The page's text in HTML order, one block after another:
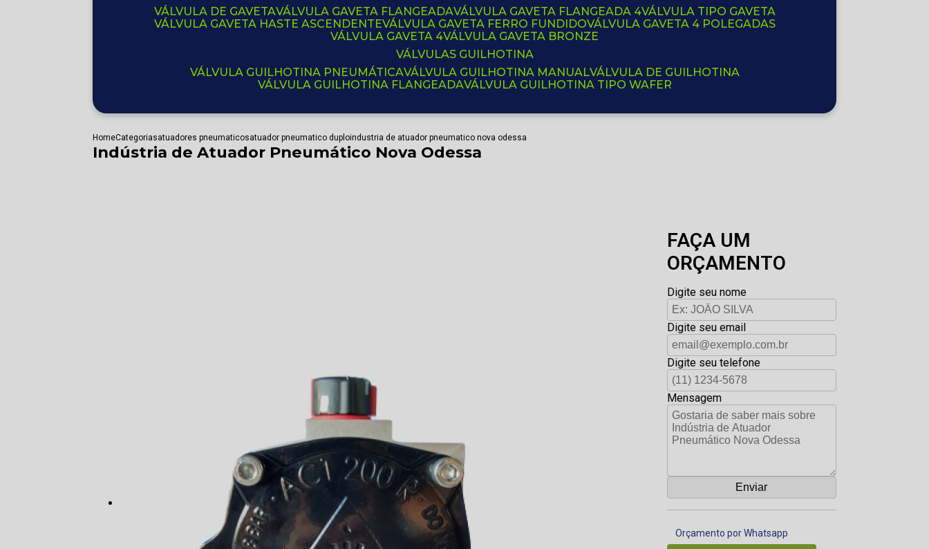
VÁLVULA DE GAVETA VÁLVULA GAVETA FLANGEADA VÁLVULA GAVETA FLANGEADA 4 VÁLVULA TIPO GAVETA
VÁLVULA GAVETA HASTE ASCENDENTE VÁLVULA GAVETA FERRO FUNDIDO VÁLVULA GAVETA 4 POLEGADAS
VÁLVULA GAVETA 4 VÁLVULA GAVETA BRONZE
VÁLVULAS GUILHOTINA
VÁLVULA GUILHOTINA PNEUMÁTICA VÁLVULA GUILHOTINA MANUAL VÁLVULA DE GUILHOTINA
VÁLVULA GUILHOTINA FLANGEADA VÁLVULA GUILHOTINA TIPO WAFER
HomeCategoriasatuadores pneumaticosatuador pneumatico duploindustria de atuador pneumatico nova odessa
Indústria de Atuador Pneumático Nova Odessa
FAÇA UM
ORÇAMENTO
Digite seu nome
Digite seu email
Digite seu telefone
Mensagem
Orçamento por Whatsapp